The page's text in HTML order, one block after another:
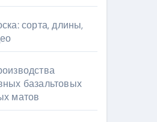
сорта, длины,
базальтовых
матов